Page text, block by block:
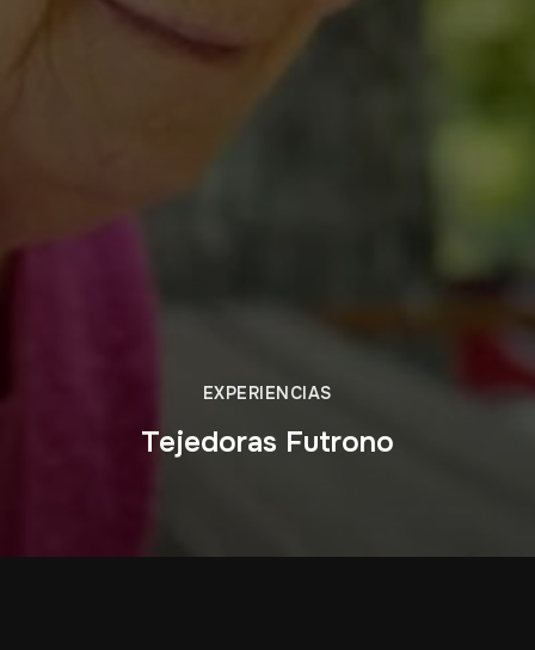
EXPERIENCIAS
Tejedoras Futrono